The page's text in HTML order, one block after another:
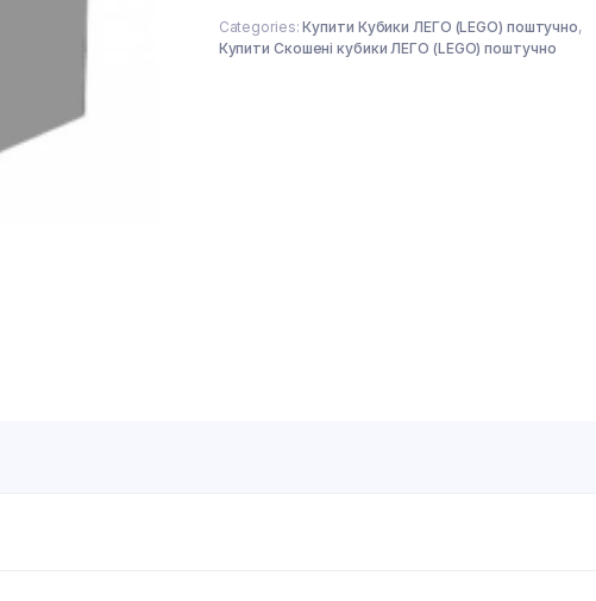
Categories:Купити Кубики ЛЕГО (LEGO) поштучно,
Купити Скошені кубики ЛЕГО (LEGO) поштучно